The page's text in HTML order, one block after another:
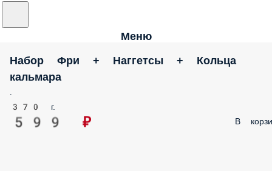
Меню
Набор Фри + Наггетсы + Кольца
кальмара
.
370 г.
599 ₽ В